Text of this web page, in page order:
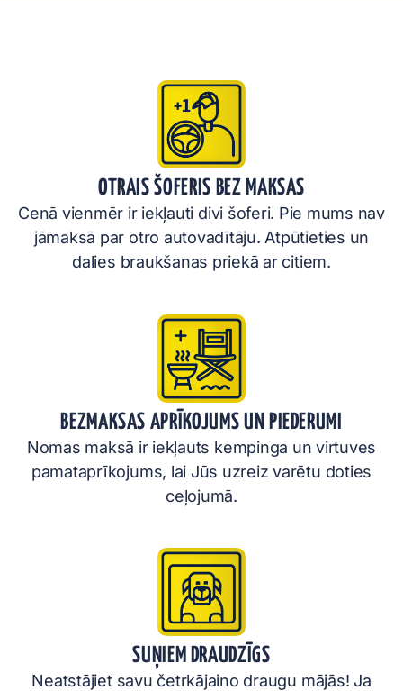
OTRAIS ŠOFERIS BEZ MAKSAS
Cenā vienmēr ir iekļauti divi šoferi. Pie mums nav
jāmaksā par otro autovadītāju. Atpūtieties un
dalies braukšanas priekā ar citiem.
BEZMAKSAS APRĪKOJUMS UN PIEDERUMI
Nomas maksā ir iekļauts kempinga un virtuves
pamataprīkojums, lai Jūs uzreiz varētu doties
ceļojumā.
SUŅIEM DRAUDZĪGS
Neatstājiet savu četrkājaino draugu mājās! Ja